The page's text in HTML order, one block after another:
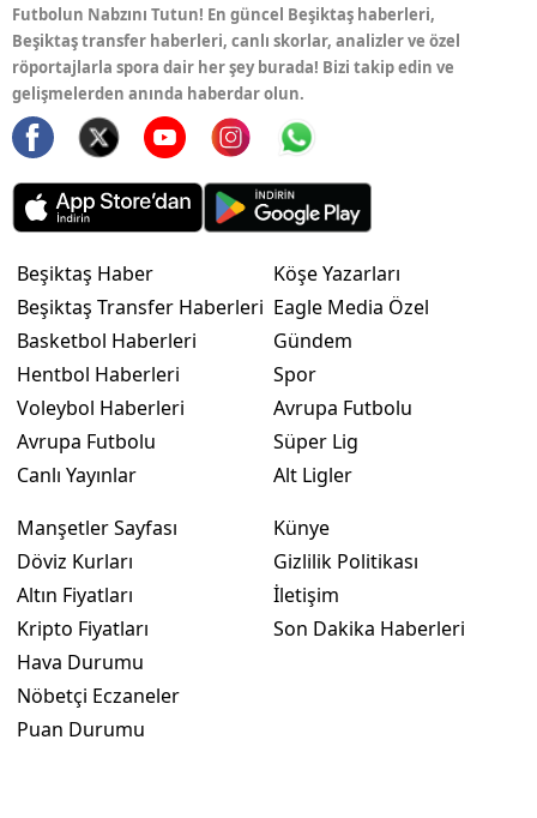
Futbolun Nabzını Tutun! En güncel Beşiktaş haberleri,
Beşiktaş transfer haberleri, canlı skorlar, analizler ve özel
röportajlarla spora dair her şey burada! Bizi takip edin ve
gelişmelerden anında haberdar olun.
Beşiktaş Haber
Beşiktaş Transfer Haberleri
Basketbol Haberleri
Hentbol Haberleri
Voleybol Haberleri
Avrupa Futbolu
Canlı Yayınlar
Köşe Yazarları
Eagle Media Özel
Gündem
Spor
Avrupa Futbolu
Süper Lig
Alt Ligler
Manşetler Sayfası
Döviz Kurları
Altın Fiyatları
Kripto Fiyatları
Hava Durumu
Nöbetçi Eczaneler
Puan Durumu
Künye
Gizlilik Politikası
İletişim
Son Dakika Haberleri